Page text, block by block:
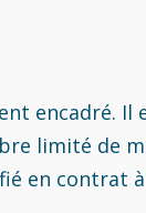
encadré. Il
limité de
en contrat